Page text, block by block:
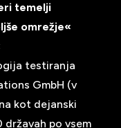
temelji
omrežje«
testiranja
GmbH (v
kot dejanski
po vsem